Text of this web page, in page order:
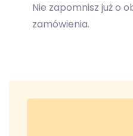
Nie zapomnisz już o
zamówienia.